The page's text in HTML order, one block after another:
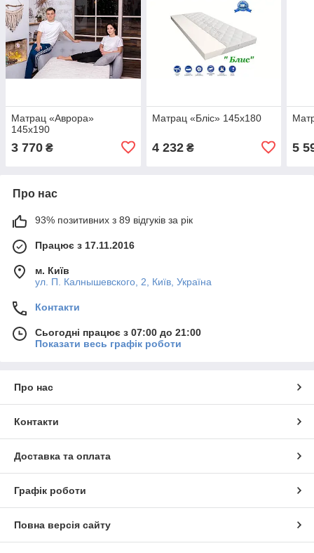
Матрац «Аврора»
145x190
3 770 ₴
Матрац «Бліс» 145x180
4 232₴ 5
Про нас
93% позитивних з 89 відгуків за рік
Працює з 17.11.2016
м. Київ
ул. П. Калнышевского, 2, Київ, Україна
Контакти
Сьогодні працює з 07:00 до 21:00
Показати весь графік роботи
Про нас
Контакти
Доставка та оплата
Графік роботи
Повна версія сайту